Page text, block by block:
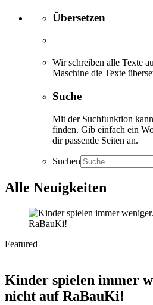
Übersetzen
Wir schreiben alle Texte
Maschine die Texte
Suche
Mit der Suchfunktion
finden. Gib einfach ein
dir passende Seiten an.
Suchen
Alle Neuigkeiten
Featured
Kinder spielen immer
nicht auf RaBauKi!